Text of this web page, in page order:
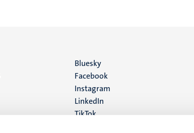
Social
media
Bluesky
Facebook
Instagram
LinkedIn
TikTok